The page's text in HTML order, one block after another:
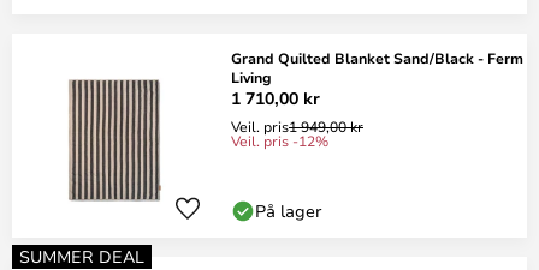
Grand Quilted Blanket Sand/Black - Ferm
Living
1 710,00 kr
Veil. pris1 949,00 kr
Veil. pris -12%
På lager
SUMMER DEAL